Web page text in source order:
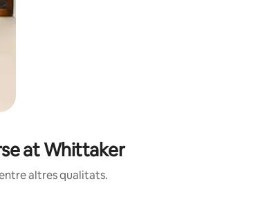
at Whittaker
altres qualitats.